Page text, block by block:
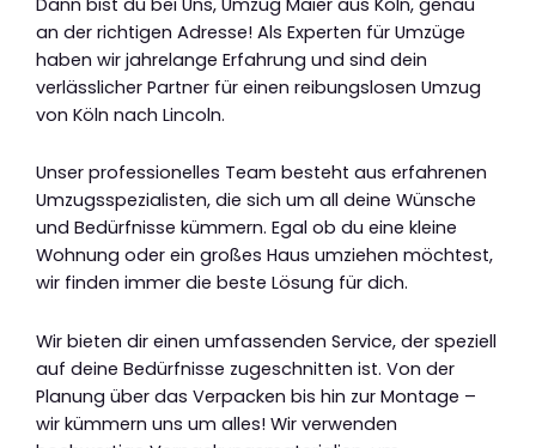
an der richtigen Adresse! Als Experten für Umzüge
haben wir jahrelange Erfahrung und sind dein
verlässlicher Partner für einen reibungslosen Umzug
von Köln nach Lincoln.
Unser professionelles Team besteht aus erfahrenen
Umzugsspezialisten, die sich um all deine Wünsche
und Bedürfnisse kümmern. Egal ob du eine kleine
Wohnung oder ein großes Haus umziehen möchtest,
wir finden immer die beste Lösung für dich.
Wir bieten dir einen umfassenden Service, der speziell
auf deine Bedürfnisse zugeschnitten ist. Von der
Planung über das Verpacken bis hin zur Montage –
wir kümmern uns um alles! Wir verwenden